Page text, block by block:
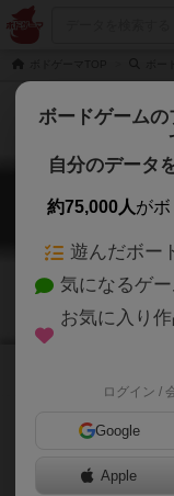
ボードゲームの
自分のデータ
約75,000人がボ
遊んだボー
気になるゲ
お気に入り
ログイン /
Google
Apple